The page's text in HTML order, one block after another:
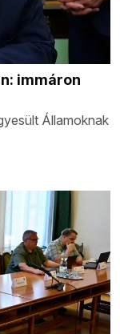
immáron
Államoknak